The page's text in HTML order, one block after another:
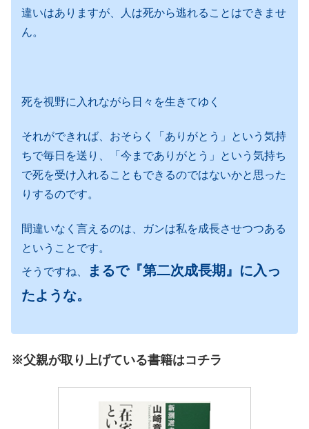
違いはありますが、人は死から逃れることはできませ
ん。
死を視野に入れながら日々を生きてゆく
それができれば、おそらく「ありがとう」という気持
ちで毎日を送り、「今までありがとう」という気持ち
で死を受け入れることもできるのではないかと思った
りするのです。
間違いなく言えるのは、ガンは私を成長させつつある
ということです。
そうですね、
まるで『第二次成長期』に入っ
たような。
※父親が取り上げている書籍はコチラ